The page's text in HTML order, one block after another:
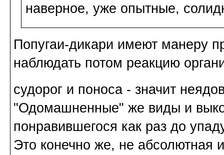
наверное, уже опытные,
Попугаи-дикари имеют манеру
наблюдать потом реакцию
судорог и поноса - значит
"Одомашненные" же виды и
понравившегося как раз до
Это конечно же, не абсолютная